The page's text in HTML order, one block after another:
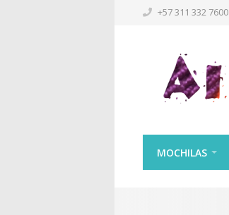
+57 311 332 7600
MOCHILAS